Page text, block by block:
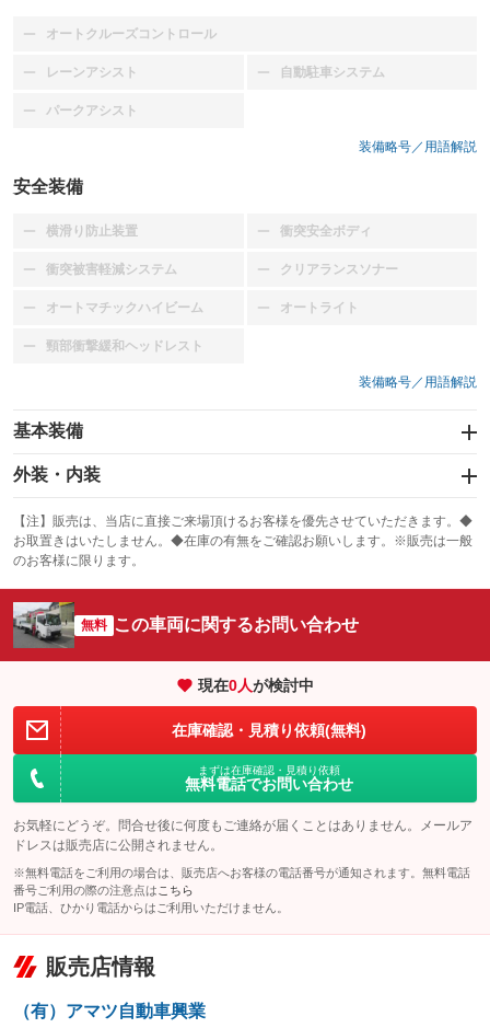
オートクルーズコントロール
：装備なし
レーンアシスト
：装備なし 自動駐車システム
：装備なし
パークアシスト
：装備なし
装備略号／用語解説
安全装備
横滑り防止装置
：装備なし 衝突安全ボディ
：装備なし
衝突被害軽減システム
：装備なし クリアランスソナー
：装備なし
オートマチックハイビーム
：装備なし オートライト
：装備なし
頸部衝撃緩和ヘッドレスト
：装備なし
装備略号／用語解説
基本装備
エアバッグ：運転席
：装備あり
：装備なし
サンルーフ
：装備なし ABS
エアコン
：装備あり Wエアコン
：装備なし
リフトアップ
：装備なし パワーステアリング
：装備あり
ダウンヒルアシストコントロール
：装備あり ：装備なし
アイドリングストップ
：装備なし ドライブレコーダー
USB入力端子
：装備なし Bluetooth接続
：装備なし
：装備なし ：装備なし
センターデフロック
レンタカーアップ
：装備なし
：装備なし
外装・内装
カーナビ
：装備なし
TV
：装備なし
オーディオ
ビジュアル
：装備なし
革シート
：装備なし ハーフレザーシート
キーレス
：装備なし LEDヘッドランプ
HID(キセノンライト)
：装備なし ポータブルナビ
：装備なし
バックカメラ
：装備なし ETC
：装備あり
：装備なし ：装備なし
ローダウン
：装備なし
パワーシート 3列シート
ベンチシート
：装備なし
チップアップシート
：装備なし
【注】販売は、当店に直接ご来場頂けるお客様を優先させていただきます。◆
お取置きはいたしません。◆在庫の有無をご確認お願いします。※販売は一般
のお客様に限ります。
無料 この車両に関するお問い合わせ
現在0人が検討中
在庫確認・見積り依頼(無料)
まずは在庫確認・見積り依頼
無料電話でお問い合わせ
お気軽にどうぞ。問合せ後に何度もご連絡が届くことはありません。メールア
ドレスは販売店に公開されません。
※無料電話をご利用の場合は、販売店へお客様の電話番号が通知されます。無料電話
番号ご利用の際の注意点は こちら
IP電話、ひかり電話からはご利用いただけません。
販売店情報
（有）アマツ自動車興業